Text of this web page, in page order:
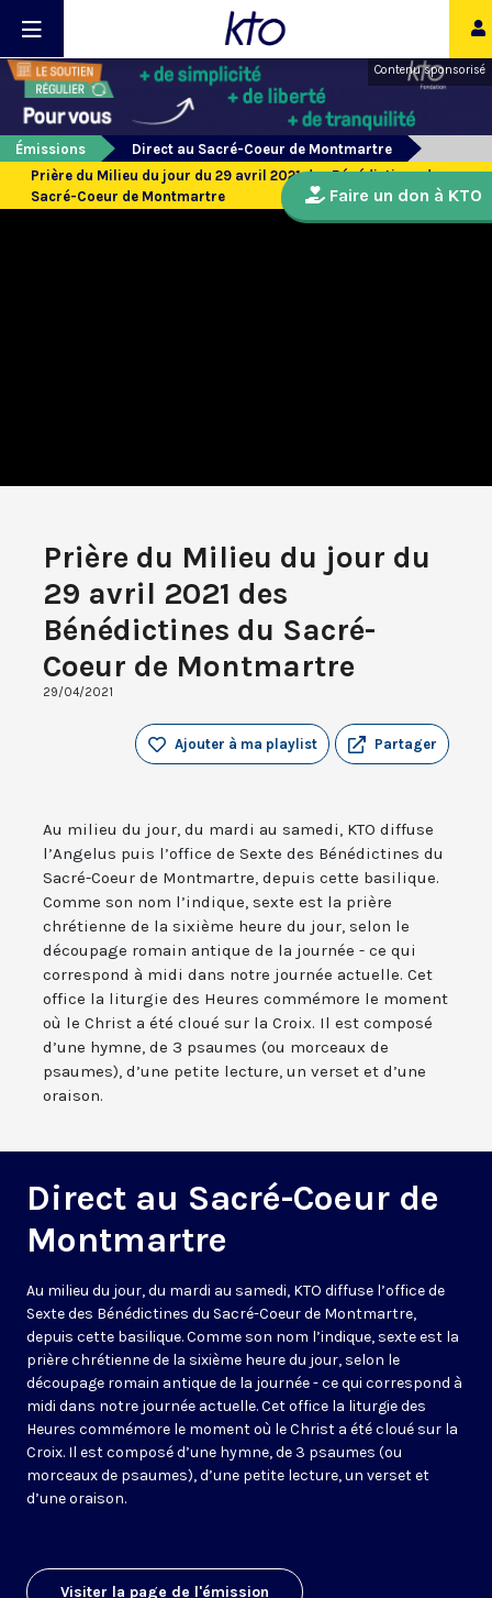
Contenu sponsorisé
Émissions
Direct au Sacré-Coeur de Montmartre
Prière du Milieu du jour du 29 avril 2021 des Bénédictines du
Sacré-Coeur de Montmartre
Prière du Milieu du jour du
29 avril 2021 des
Bénédictines du Sacré-
Coeur de Montmartre
29/04/2021
Partager
Ajouter à ma playlist
Au milieu du jour, du mardi au samedi, KTO diffuse
l’Angelus puis l’office de Sexte des Bénédictines du
Sacré-Coeur de Montmartre, depuis cette basilique.
Comme son nom l’indique, sexte est la prière
chrétienne de la sixième heure du jour, selon le
découpage romain antique de la journée - ce qui
correspond à midi dans notre journée actuelle. Cet
office la liturgie des Heures commémore le moment
où le Christ a été cloué sur la Croix. Il est composé
d’une hymne, de 3 psaumes (ou morceaux de
psaumes), d’une petite lecture, un verset et d’une
oraison.
Direct au Sacré-Coeur de
Montmartre
Au milieu du jour, du mardi au samedi, KTO diffuse l’office de
Sexte des Bénédictines du Sacré-Coeur de Montmartre,
depuis cette basilique. Comme son nom l’indique, sexte est la
prière chrétienne de la sixième heure du jour, selon le
découpage romain antique de la journée - ce qui correspond à
midi dans notre journée actuelle. Cet office la liturgie des
Heures commémore le moment où le Christ a été cloué sur la
Croix. Il est composé d’une hymne, de 3 psaumes (ou
morceaux de psaumes), d’une petite lecture, un verset et
d’une oraison.
Visiter la page de l'émission
Faire un don à KTO